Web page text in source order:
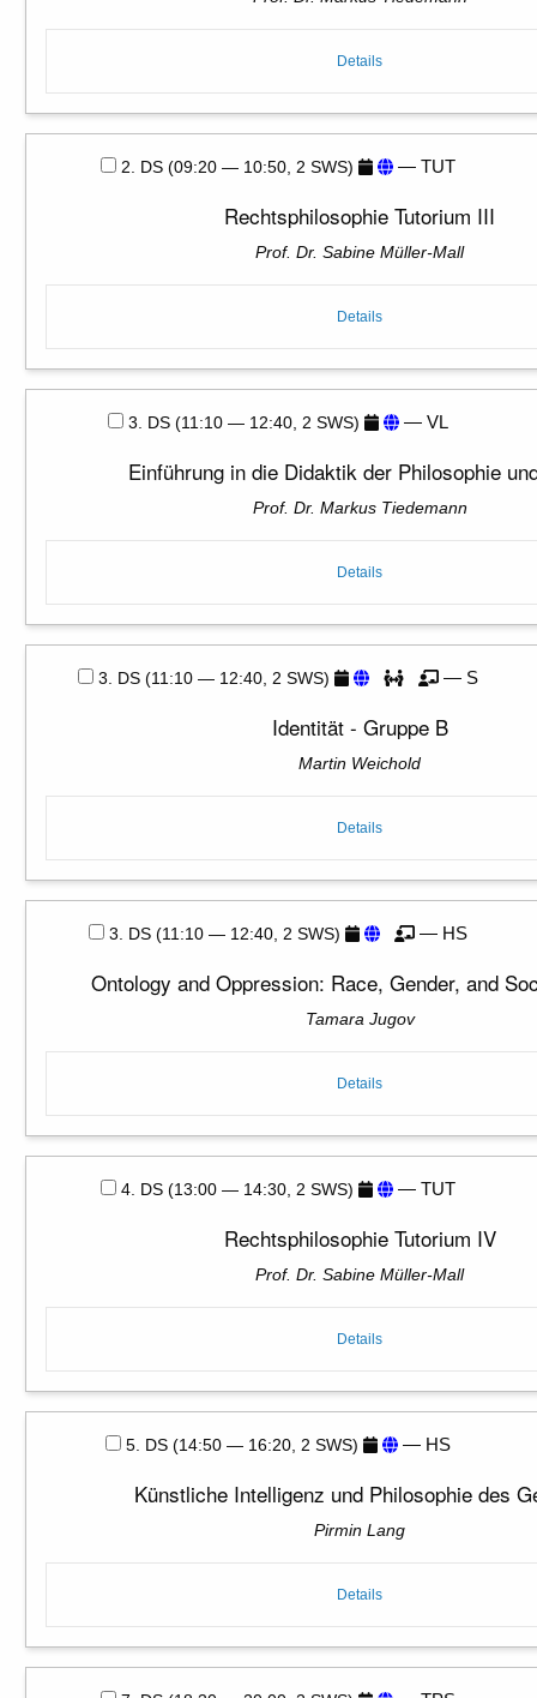
Details
2. DS (09:20 — 10:50, 2 SWS) — TUT
Rechtsphilosophie Tutorium III
Prof. Dr. Sabine Müller-Mall
Details
3. DS (11:10 — 12:40, 2 SWS) — VL
Einführung in die Didaktik der Philosophie
Prof. Dr. Markus Tiedemann
Details
3. DS (11:10 — 12:40, 2 SWS) — S
Identität - Gruppe B
Martin Weichold
Details
3. DS (11:10 — 12:40, 2 SWS) — HS
Ontology and Oppression: Race, Gender, and
Tamara Jugov
Details
4. DS (13:00 — 14:30, 2 SWS) — TUT
Rechtsphilosophie Tutorium IV
Prof. Dr. Sabine Müller-Mall
Details
5. DS (14:50 — 16:20, 2 SWS) — HS
Künstliche Intelligenz und Philosophie des
Pirmin Lang
Details